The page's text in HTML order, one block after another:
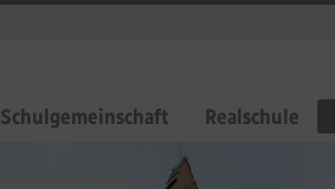
Schulgemeinschaft Realschule